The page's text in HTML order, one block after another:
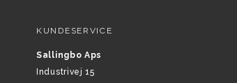
KUNDESERVICE
Sallingbo Aps
Industrivej 15